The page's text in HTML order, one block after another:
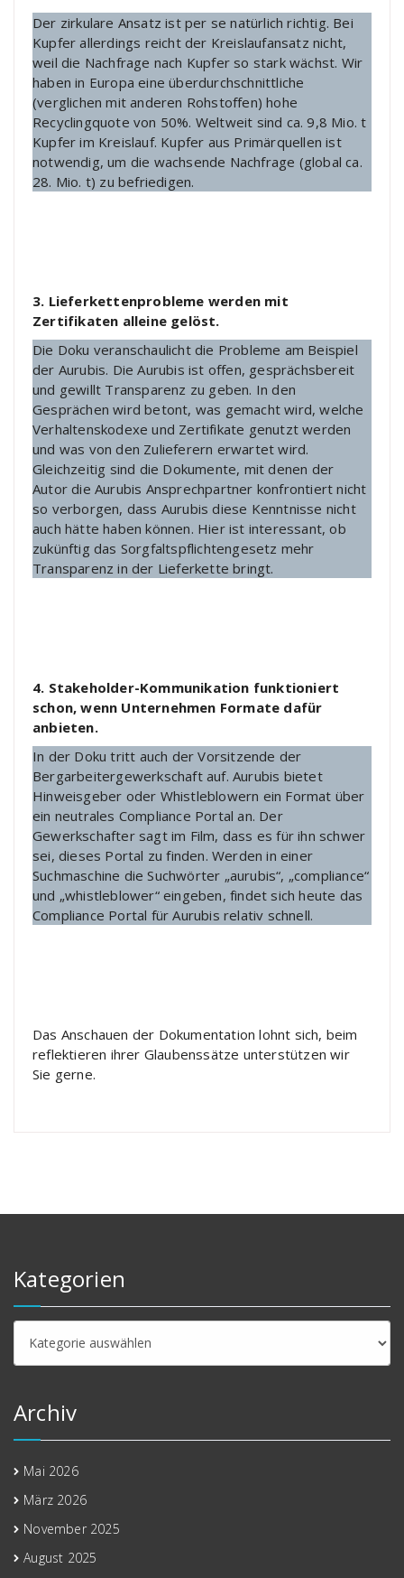
Der zirkulare Ansatz ist per se natürlich richtig. Bei
Kupfer allerdings reicht der Kreislaufansatz nicht,
weil die Nachfrage nach Kupfer so stark wächst. Wir
haben in Europa eine überdurchschnittliche
(verglichen mit anderen Rohstoffen) hohe
Recyclingquote von 50%. Weltweit sind ca. 9,8 Mio. t
Kupfer im Kreislauf. Kupfer aus Primärquellen ist
notwendig, um die wachsende Nachfrage (global ca.
28. Mio. t) zu befriedigen.
3. Lieferkettenprobleme werden mit
Zertifikaten alleine gelöst.
Die Doku veranschaulicht die Probleme am Beispiel
der Aurubis. Die Aurubis ist offen, gesprächsbereit
und gewillt Transparenz zu geben. In den
Gesprächen wird betont, was gemacht wird, welche
Verhaltenskodexe und Zertifikate genutzt werden
und was von den Zulieferern erwartet wird.
Gleichzeitig sind die Dokumente, mit denen der
Autor die Aurubis Ansprechpartner konfrontiert nicht
so verborgen, dass Aurubis diese Kenntnisse nicht
auch hätte haben können. Hier ist interessant, ob
zukünftig das Sorgfaltspflichtengesetz mehr
Transparenz in der Lieferkette bringt.
4. Stakeholder-Kommunikation funktioniert
schon, wenn Unternehmen Formate dafür
anbieten.
In der Doku tritt auch der Vorsitzende der
Bergarbeitergewerkschaft auf. Aurubis bietet
Hinweisgeber oder Whistleblowern ein Format über
ein neutrales Compliance Portal an. Der
Gewerkschafter sagt im Film, dass es für ihn schwer
sei, dieses Portal zu finden. Werden in einer
Suchmaschine die Suchwörter „aurubis“, „compliance“
und „whistleblower“ eingeben, findet sich heute das
Compliance Portal für Aurubis relativ schnell.
Das Anschauen der Dokumentation lohnt sich, beim
reflektieren ihrer Glaubenssätze unterstützen wir
Sie gerne.
Kategorien
Kategorien
Archiv
Mai 2026
März 2026
November 2025
August 2025